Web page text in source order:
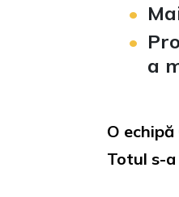
a
O
Totul s-